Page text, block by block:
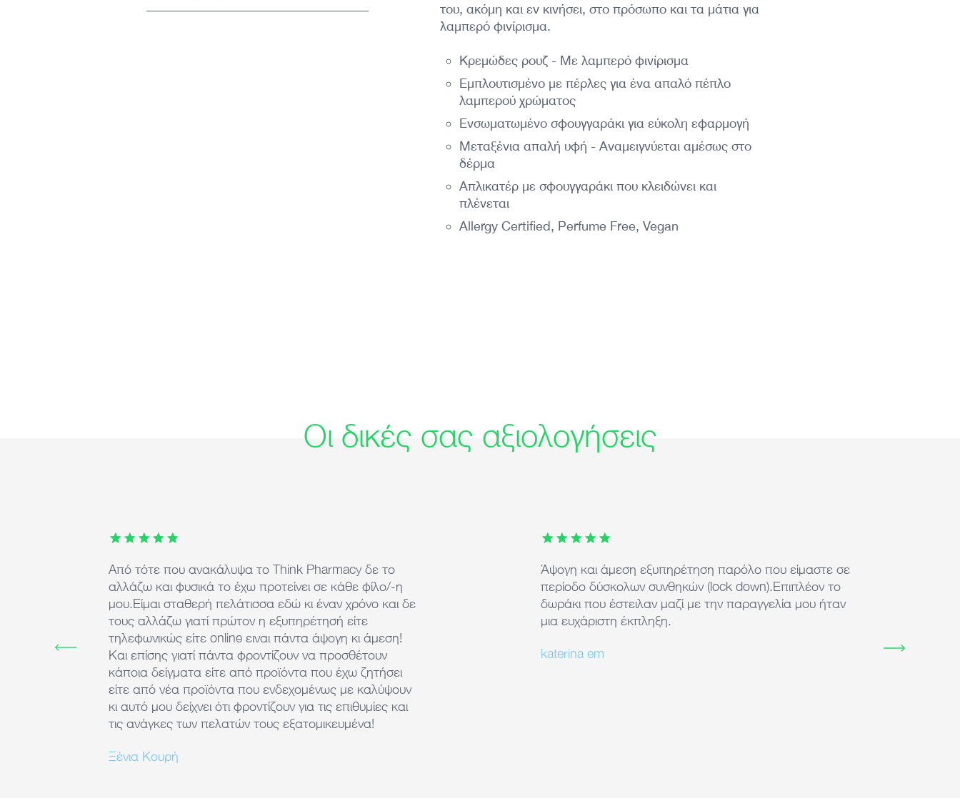
του, ακόμη και εν κινήσει, στο πρόσωπο και τα μάτια για
λαμπερό φινίρισμα.
Κρεμώδες ρουζ - Με λαμπερό φινίρισμα
Εμπλουτισμένο με πέρλες για ένα απαλό πέπλο
λαμπερού χρώματος
Ενσωματωμένο σφουγγαράκι για εύκολη εφαρμογή
Μεταξένια απαλή υφή - Αναμειγνύεται αμέσως στο
δέρμα
Απλικατέρ με σφουγγαράκι που κλειδώνει και
πλένεται
Allergy Certified, Perfume Free, Vegan
Οι δικές σας αξιολογήσεις
Από τότε που ανακάλυψα το Think Pharmacy δε το
αλλάζω και φυσικά το έχω προτείνει σε κάθε φίλο/-η
μου.Είμαι σταθερή πελάτισσα εδώ κι έναν χρόνο και δε
τους αλλάζω γιατί πρώτον η εξυπηρέτησή είτε
τηλεφωνικώς είτε online ειναι πάντα άψογη κι άμεση!
Και επίσης γιατί πάντα φροντίζουν να προσθέτουν
κάποια δείγματα είτε από προϊόντα που έχω ζητήσει
είτε από νέα προϊόντα που ενδεχομένως με καλύψουν
κι αυτό μου δείχνει ότι φροντίζουν για τις επιθυμίες και
τις ανάγκες των πελατών τους εξατομικευμένα!
Ξένια Κουρή
Άψογη και άμεση εξυπηρέτηση παρόλο που είμαστε σε
περίοδο δύσκολων συνθηκών (lock down).Επιπλέον το
δωράκι που έστειλαν μαζί με την παραγγελία μου ήταν
μια ευχάριστη έκπληξη.
katerina em